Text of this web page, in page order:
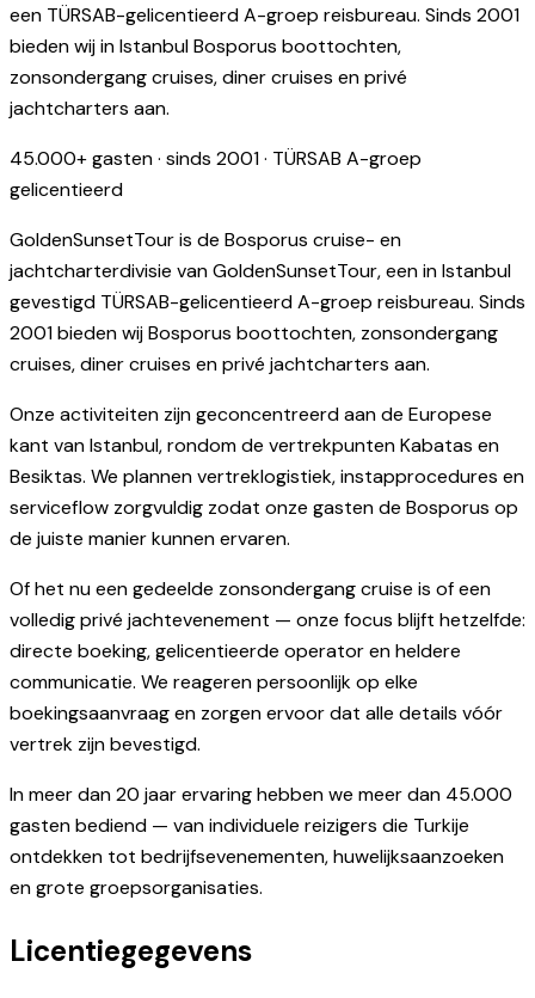
een TÜRSAB-gelicentieerd A-groep reisbureau. Sinds 2001
bieden wij in Istanbul Bosporus boottochten,
zonsondergang cruises, diner cruises en privé
jachtcharters aan.
45.000+ gasten · sinds 2001 · TÜRSAB A-groep
gelicentieerd
GoldenSunsetTour is de Bosporus cruise- en
jachtcharterdivisie van GoldenSunsetTour, een in Istanbul
gevestigd TÜRSAB-gelicentieerd A-groep reisbureau. Sinds
2001 bieden wij Bosporus boottochten, zonsondergang
cruises, diner cruises en privé jachtcharters aan.
Onze activiteiten zijn geconcentreerd aan de Europese
kant van Istanbul, rondom de vertrekpunten Kabatas en
Besiktas. We plannen vertreklogistiek, instapprocedures en
serviceflow zorgvuldig zodat onze gasten de Bosporus op
de juiste manier kunnen ervaren.
Of het nu een gedeelde zonsondergang cruise is of een
volledig privé jachtevenement — onze focus blijft hetzelfde:
directe boeking, gelicentieerde operator en heldere
communicatie. We reageren persoonlijk op elke
boekingsaanvraag en zorgen ervoor dat alle details vóór
vertrek zijn bevestigd.
In meer dan 20 jaar ervaring hebben we meer dan 45.000
gasten bediend — van individuele reizigers die Turkije
ontdekken tot bedrijfsevenementen, huwelijksaanzoeken
en grote groepsorganisaties.
Licentiegegevens